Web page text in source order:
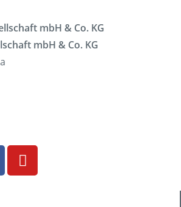
mbH & Co. KG
mbH & Co. KG